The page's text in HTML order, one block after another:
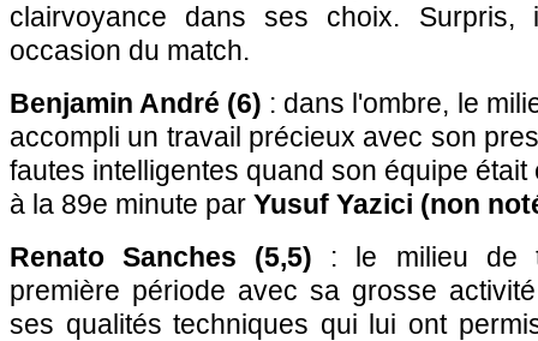
clairvoyance dans ses choix.
occasion du match.
Benjamin André (6) : dans l'ombre, le
accompli un travail précieux avec son
fautes intelligentes quand son équipe
à la 89e minute par Yusuf Yazici (non
Renato Sanches (5,5) : le milieu de
première période avec sa grosse
ses qualités techniques qui lui ont